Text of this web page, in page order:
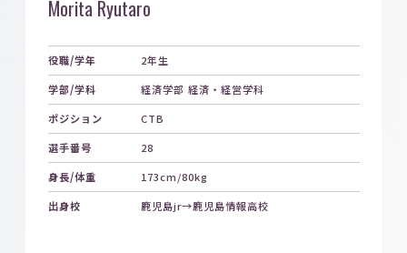
Morita Ryutaro
役職/学年
2年生
学部/学科
経済学部 経済・経営学科
ポジション
CTB
選手番号
28
身長/体重
173cm/80kg
出身校
鹿児島jr→鹿児島情報高校